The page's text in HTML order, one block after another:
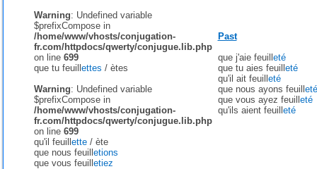
Warning: Undefined variable
$prefixCompose in
/home/www/vhosts/conjugation-
fr.com/httpdocs/qwerty/conjugue.lib.php
on line 699
que tu feuill ettes / ètes
Warning: Undefined variable
$prefixCompose in
/home/www/vhosts/conjugation-
fr.com/httpdocs/qwerty/conjugue.lib.php
on line 699
qu'il feuill ette/ ète
que nous feuill etions
que vous feuill etiez
Past
que j'aie feuill eté
que tu aies feuill eté
qu'il ait feuill eté
que nous ayons feuill eté
que vous ayez feuill eté
qu'ils aient feuill eté